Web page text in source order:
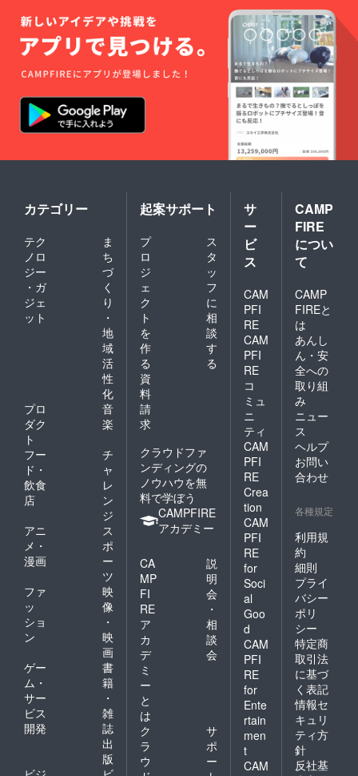
花の宮
いいと
もの執
行役
は、ラ
オスへ
足を運
びこの
プロ
トの事
務局も
務めて
す。
「ラオ
スの支
援をし
ていま
す！」
とお店
かけて
頂けた
ら特別
な何か
が出て
来てき
ますよ
～。
（こち
らはい
いとも
から
シュウ
マイ
SETを
お家へ
しま
私たち
の活動
報告を
半年に
（約１
年分）
お送り
させて
頂きま
す。一
号は
2019年
3月末送
付予
カテゴリー
テク
ノロ
ジー
・ガ
ジェ
ット
ま
ち
づ
く
り
・
地
域
活
性
化
プロ
ダク
ト
音
楽
フー
ド・
飲食
店
チ
ャ
レ
ン
ジ
アニ
メ・
漫画
ス
ポ
ー
ツ
ファ
ッ
ショ
ン
映
像
・
映
画
ゲー
ム・
サー
ビス
開発
書
籍
・
雑
誌
出
版
起案サポート
プ
ロ
ジ
ェ
ク
ト
を
作
る
ス
タ
ッ
フ
に
相
談
す
る
資
料
請
求
クラウドファ
ンディングの
ノウハウを無
料で学ぼう
CAMPFIRE
アカデミー
CA
MP
FI
RE
ア
カ
デ
ミ
ー
と
は
説
明
会
・
相
談
会
ク
ラ
ウ
サ
ポ
ー
サ
ー
ビ
ス
CAM
PFI
RE
CAM
PFI
RE
コ
ミュ
ニ
ティ
CAM
PFI
RE
Crea
tion
CAM
PFI
RE
for
Soci
al
Goo
d
CAM
PFI
RE
for
Ente
rtain
men
t
CAM
CAMP
FIRE
につい
て
CAMP
FIREと
は
あんし
ん・安
全への
取り組
み
ニュー
ス
ヘルプ
お問い
合わせ
各種規定
利用規
約
細則
プライ
バシー
ポリ
シー
特定商
取引法
に基づ
く表記
情報セ
キュリ
ティ方
針
反社基